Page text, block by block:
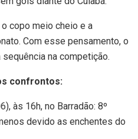
copo meio cheio e a
Com esse pensamento, o
na competição.
confrontos:
às 16h, no Barradão: 8º
devido as enchentes do